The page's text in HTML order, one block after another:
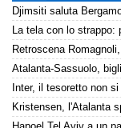
Kristensen, l'Atalanta